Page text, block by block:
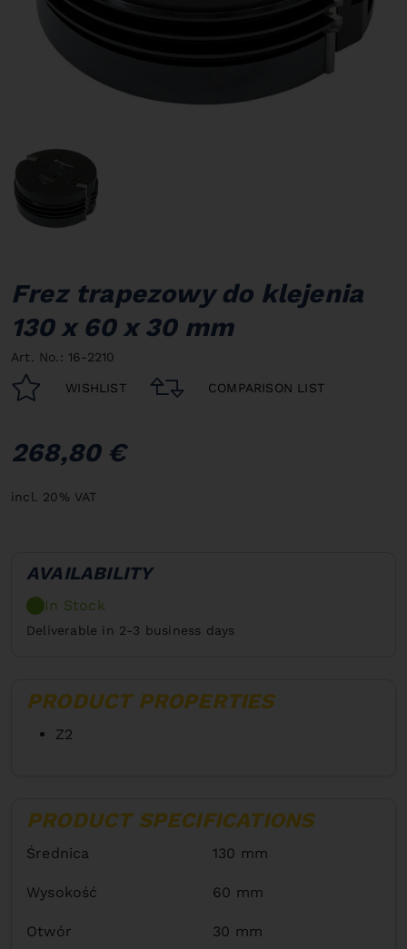
Frez trapezowy do klejenia
130 x 60 x 30 mm
Art. No.: 16-2210
WISHLIST COMPARISON LIST
268,80 €
incl. 20% VAT
AVAILABILITY
In Stock
Deliverable in 2-3 business days
PRODUCT PROPERTIES
Z2
PRODUCT SPECIFICATIONS
Średnica 130 mm
Wysokość 60 mm
Otwór 30 mm